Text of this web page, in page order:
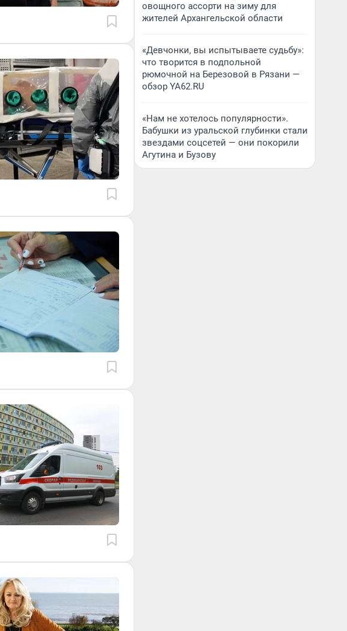
овощного ассорти на зиму для
жителей Архангельской области
«Девчонки, вы испытываете судьбу»:
что творится в подпольной
рюмочной на Березовой в Рязани —
обзор YA62.RU
«Нам не хотелось популярности».
Бабушки из уральской глубинки стали
звездами соцсетей — они покорили
Агутина и Бузову